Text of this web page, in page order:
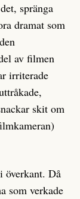
spränga
dramat som
av filmen
irriterade
skit om
överkant. Då
som verkade